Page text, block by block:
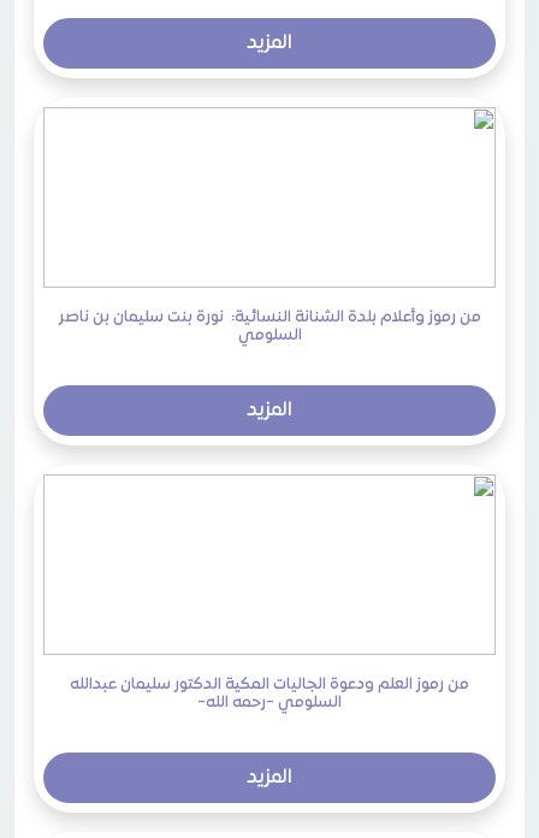
المزيد
من رموز وأعلام بلدة الشنانة النسائية: نورة بنت سليمان بن ناصر
السلومي
المزيد
من رموز العلم ودعوة الجاليات المكية الدكتور سليمان عبدالله
السلومي -رحمه الله-
المزيد